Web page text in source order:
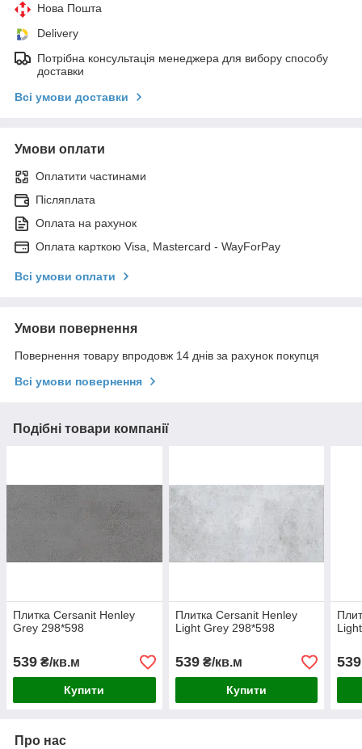
Нова Пошта
Delivery
Потрібна консультація менеджера для вибору способу
доставки
Всі умови доставки
Умови оплати
Оплатити частинами
Післяплата
Оплата на рахунок
Оплата карткою Visa, Mastercard - WayForPay
Всі умови оплати
Умови повернення
Повернення товару впродовж 14 днів за рахунок покупця
Всі умови повернення
Подібні товари компанії
Плитка Cersanit Henley
Grey 298*598
539 ₴/кв.м
Купити
Плитка Cersanit Henley
Light Grey 298*598
539₴/кв.м
Купити
539
Про нас